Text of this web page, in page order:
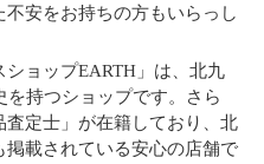
安をお持ちの方もいらっし
ョップEARTH」は、北九
持つショップです。さら
定士」が在籍しており、北
載されている安心の店舗で